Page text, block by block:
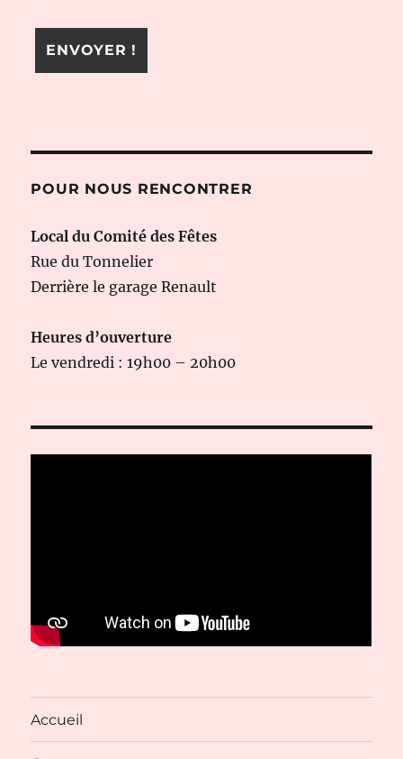
POUR NOUS RENCONTRER
Local du Comité des Fêtes
Rue du Tonnelier
Derrière le garage Renault
Heures d’ouverture
Le vendredi : 19h00 – 20h00
Accueil